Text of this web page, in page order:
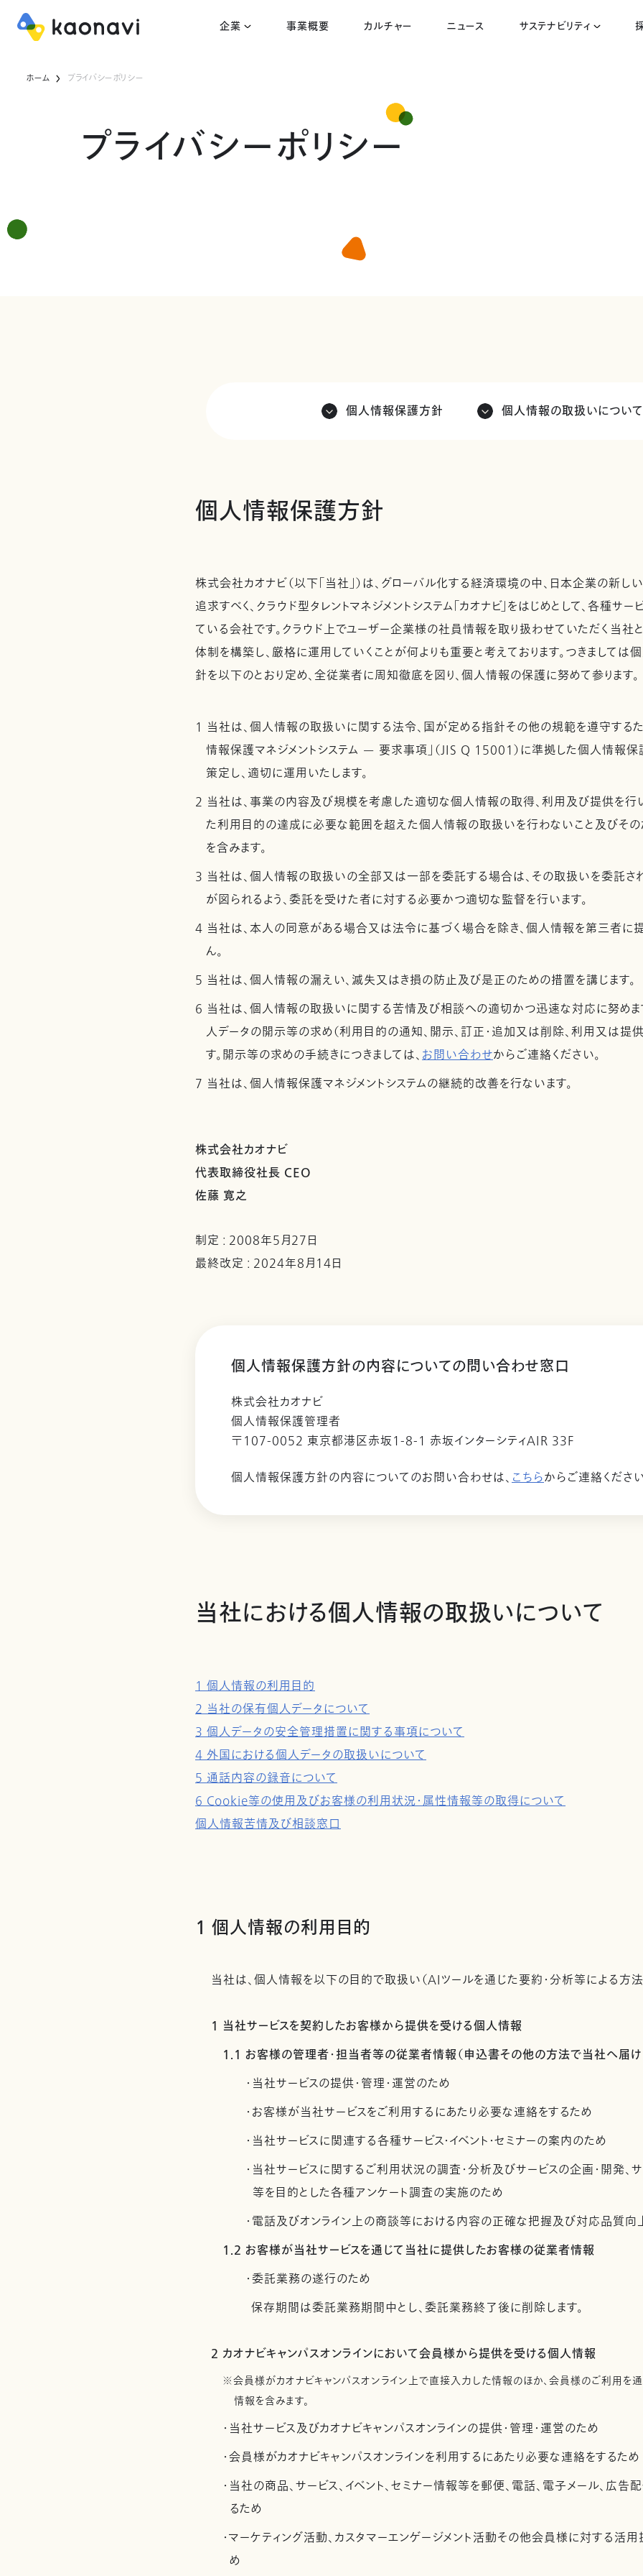
企業 事業概要 カルチャー ニュース サステナビリティ
ホーム プライバシーポリシー
プライバシーポリシー
個人情報保護方針 個人情報の取扱いについて
個人情報保護方針
株式会社カオナビ（以下「当社」）は、グローバル化する経済環境の中、日本企業の新し
追求すべく、クラウド型タレントマネジメントシステム「カオナビ」をはじめとして、各種サ
ている会社です。クラウド上でユーザー企業様の社員情報を取り扱わせていただく当社
体制を構築し、厳格に運用していくことが何よりも重要と考えております。つきまして
針を以下のとおり定め、全従業者に周知徹底を図り、個人情報の保護に努めて参ります。
1 当社は、個人情報の取扱いに関する法令、国が定める指針その他の規範を遵守する
情報保護マネジメントシステム — 要求事項」（JIS Q 15001）に準拠した個人情報保
策定し、適切に運用いたします。
2 当社は、事業の内容及び規模を考慮した適切な個人情報の取得、利用及び提供を行
た利用目的の達成に必要な範囲を超えた個人情報の取扱いを行わないこと及びその
を含みます。
3 当社は、個人情報の取扱いの全部又は一部を委託する場合は、その取扱いを委託
が図られるよう、委託を受けた者に対する必要かつ適切な監督を行います。
4 当社は、本人の同意がある場合又は法令に基づく場合を除き、個人情報を第三者に
ん。
5 当社は、個人情報の漏えい、滅失又はき損の防止及び是正のための措置を講じます。
6 当社は、個人情報の取扱いに関する苦情及び相談への適切かつ迅速な対応に努めま
人データの開示等の求め（利用目的の通知、開示、訂正・追加又は削除、利用又は提
す。開示等の求めの手続きにつきましては、お問い合わせからご連絡ください。
7 当社は、個人情報保護マネジメントシステムの継続的改善を行ないます。
株式会社カオナビ
代表取締役社長 CEO
佐藤 寛之
制定 : 2008年5月27日
最終改定 : 2024年8月14日
個人情報保護方針の内容についての問い合わせ窓口
株式会社カオナビ
個人情報保護管理者
〒107-0052 東京都港区赤坂1-8-1 赤坂インターシティAIR 33F
個人情報保護方針の内容についてのお問い合わせは、こちらからご連絡くださ
当社における個人情報の取扱いについて
1 個人情報の利用目的
2 当社の保有個人データについて
3 個人データの安全管理措置に関する事項について
4 外国における個人データの取扱いについて
5 通話内容の録音について
6 Cookie等の使用及びお客様の利用状況・属性情報等の取得について
個人情報苦情及び相談窓口
1 個人情報の利用目的
当社は、個人情報を以下の目的で取扱い（AIツールを通じた要約・分析等による方法
1 当社サービスを契約したお客様から提供を受ける個人情報
1.1 お客様の管理者・担当者等の従業者情報（申込書その他の方法で当社へ届け
・当社サービスの提供・管理・運営のため
・お客様が当社サービスをご利用するにあたり必要な連絡をするため
・当社サービスに関連する各種サービス・イベント・セミナーの案内のため
・当社サービスに関するご利用状況の調査・分析及びサービスの企画・開発、
等を目的とした各種アンケート調査の実施のため
・電話及びオンライン上の商談等における内容の正確な把握及び対応品質向
1.2 お客様が当社サービスを通じて当社に提供したお客様の従業者情報
・委託業務の遂行のため
保存期間は委託業務期間中とし、委託業務終了後に削除します。
2 カオナビキャンパスオンラインにおいて会員様から提供を受ける個人情報
※会員様がカオナビキャンパスオンライン上で直接入力した情報のほか、会員様のご利用を
情報を含みます。
・当社サービス及びカオナビキャンパスオンラインの提供・管理・運営のため
・会員様がカオナビキャンパスオンラインを利用するにあたり必要な連絡をするため
・当社の商品、サービス、イベント、セミナー情報等を郵便、電話、電子メール、広
るため
・マーケティング活動、カスタマーエンゲージメント活動その他会員様に対する活
め